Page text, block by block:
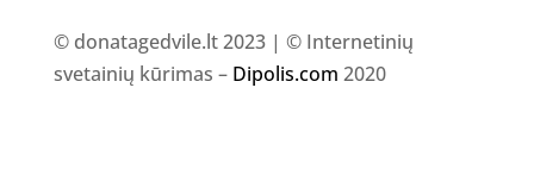
© donatagedvile.lt 2023 | © Internetinių
svetainių kūrimas – Dipolis.com 2020